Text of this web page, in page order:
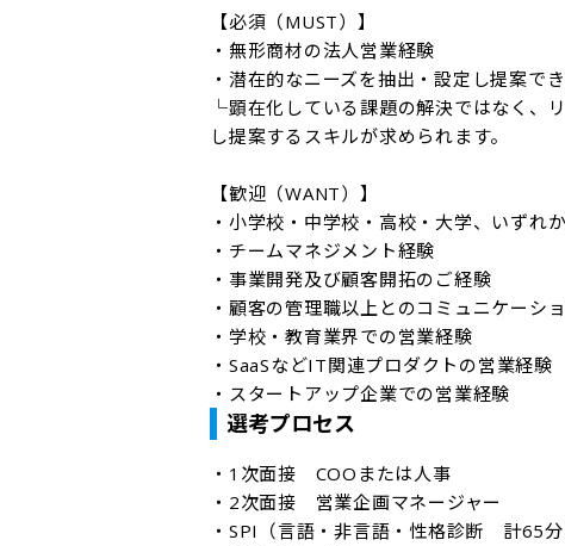
【必須（MUST）】
・無形商材の法人営業経験
・潜在的なニーズを抽出・設定し提案で
└顕在化している課題の解決ではなく、
し提案するスキルが求められます。
【歓迎（WANT）】
・小学校・中学校・高校・大学、いずれ
・チームマネジメント経験
・事業開発及び顧客開拓のご経験
・顧客の管理職以上とのコミュニケーシ
・学校・教育業界での営業経験
・SaaSなどIT関連プロダクトの営業経験
・スタートアップ企業での営業経験
選考プロセス
・1次面接　COOまたは人事
・2次面接　営業企画マネージャー
・SPI（言語・非言語・性格診断　計65分